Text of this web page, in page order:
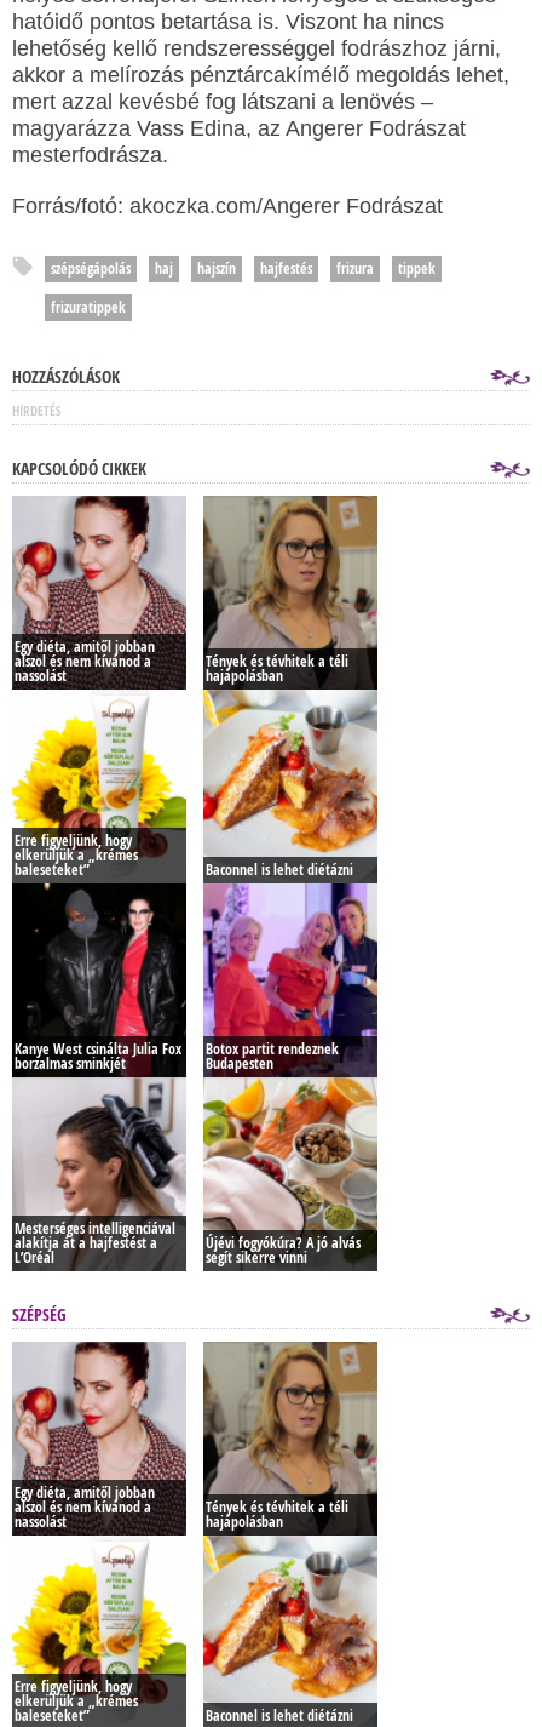
hatóidő pontos betartása is. Viszont ha nincs
lehetőség kellő rendszerességgel fodrászhoz járni,
akkor a melírozás pénztárcakímélő megoldás lehet,
mert azzal kevésbé fog látszani a lenövés –
magyarázza Vass Edina, az Angerer Fodrászat
mesterfodrásza.
Forrás/fotó: akoczka.com/Angerer Fodrászat
szépségápolás haj hajszín hajfestés frizura
tippek
frizuratippek
HOZZÁSZÓLÁSOK
HÍRDETÉS
KAPCSOLÓDÓ CIKKEK
Egy diéta, amitől jobban
alszol és nem kívánod a
nassolást
Tények és tévhitek a téli
hajápolásban
Erre figyeljünk, hogy
elkerüljük a „krémes
baleseteket” Baconnel is lehet diétázni
Kanye West csinálta Julia Fox
borzalmas sminkjét
Botox partit rendeznek
Budapesten
Mesterséges intelligenciával
alakítja át a hajfestést a
L’Oréal
Újévi fogyókúra? A jó alvás
segít sikerre vinni
SZÉPSÉG
Egy diéta, amitől jobban
alszol és nem kívánod a
nassolást
Tények és tévhitek a téli
hajápolásban
Erre figyeljünk, hogy
elkerüljük a „krémes
baleseteket” Baconnel is lehet diétázni